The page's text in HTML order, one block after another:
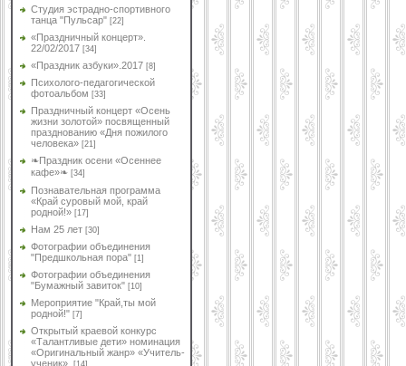
Студия эстрадно-спортивного
танца "Пульсар" [22]
«Праздничный концерт».
22/02/2017 [34]
«Праздник азбуки».2017 [8]
Психолого-педагогической
фотоальбом [33]
Праздничный концерт «Осень
жизни золотой» посвященный
празднованию «Дня пожилого
человека» [21]
❧Праздник осени «Осеннее
кафе»❧ [34]
Познавательная программа
«Край суровый мой, край
родной!» [17]
Нам 25 лет [30]
Фотографии объединения
"Предшкольная пора" [1]
Фотографии объединения
"Бумажный завиток" [10]
Мероприятие "Край,ты мой
родной!" [7]
Открытый краевой конкурс
«Талантливые дети» номинация
«Оригинальный жанр» «Учитель-
ученик».
[14]